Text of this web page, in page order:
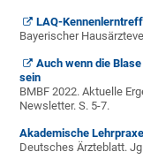
LAQ-
Bayerischer
Auch wenn die
sein
BMBF 2022. Aktuelle
Newsletter. S. 5-7.
Akademische
Deutsches Ärzteblatt.